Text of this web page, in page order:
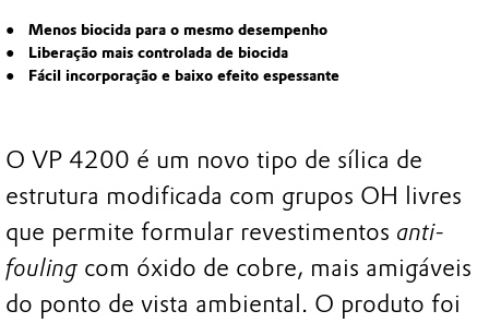
Menos biocida para o mesmo desempenho
Liberação mais controlada de biocida
Fácil incorporação e baixo efeito espessante
O VP 4200 é um novo tipo de sílica de
estrutura modificada com grupos OH livres
que permite formular revestimentos anti-
fouling com óxido de cobre, mais amigáveis
do ponto de vista ambiental. O produto foi